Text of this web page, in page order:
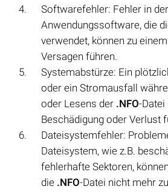
Softwarefehler: Fehler in der
Anwendungssoftware, die
verwendet, können zu
Versagen führen.
Systemabstürze: Ein
oder ein Stromausfall
oder Lesens der .NFO-Datei
Beschädigung oder Verlust
Dateisystemfehler:
Dateisystem, wie z.B.
fehlerhafte Sektoren,
die .NFO-Datei nicht mehr